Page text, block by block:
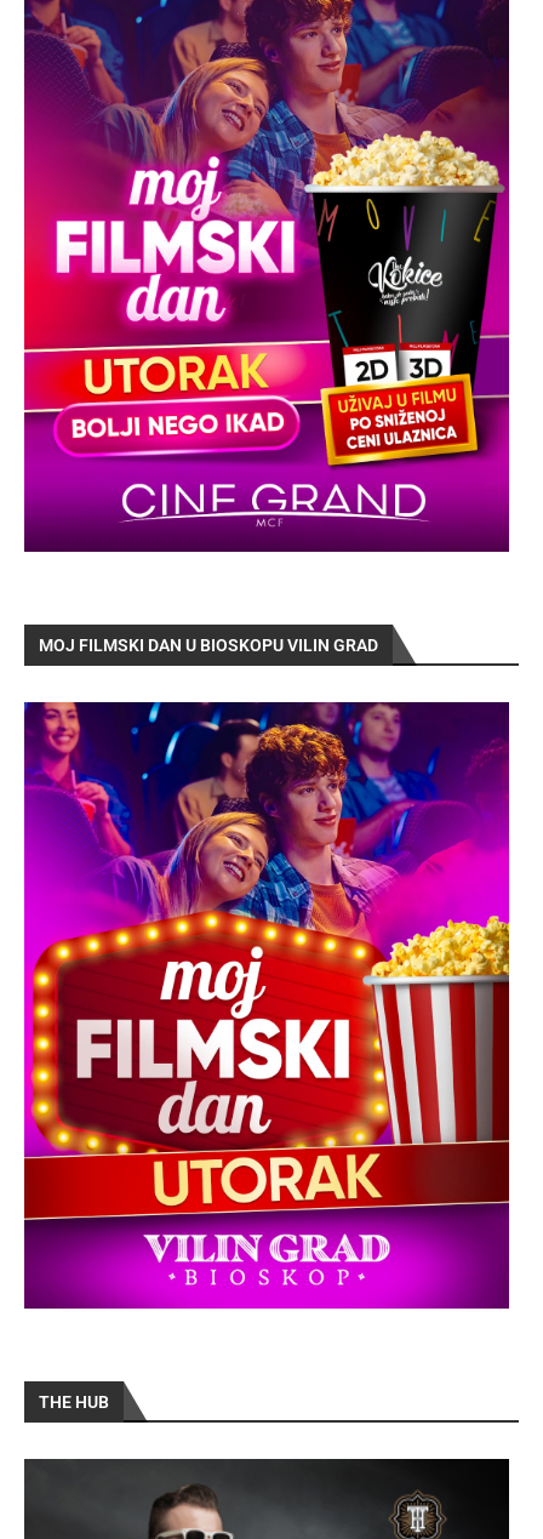
MOJ FILMSKI DAN U BIOSKOPU VILIN GRAD
THE HUB